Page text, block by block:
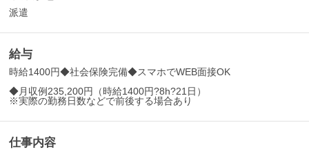
派遣
給与
時給1400円◆社会保険完備◆スマホでWEB面接OK
◆月収例235,200円（時給1400円?8h?21日）
※実際の勤務日数などで前後する場合あり
仕事内容